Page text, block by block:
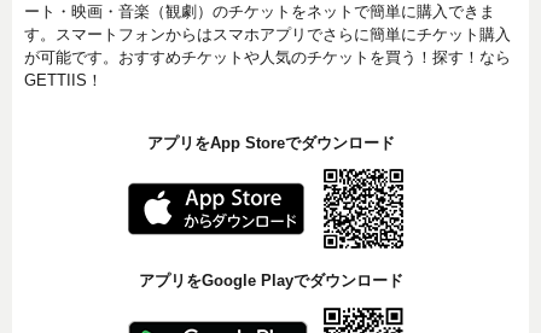
ート・映画・音楽（観劇）のチケットをネットで簡単に購入できま
す。スマートフォンからはスマホアプリでさらに簡単にチケット購入
が可能です。おすすめチケットや人気のチケットを買う！探す！なら
GETTIIS！
アプリをApp Storeでダウンロード
アプリをGoogle Playでダウンロード